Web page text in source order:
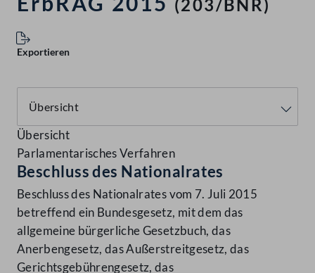
(203/BNR)
Exportieren
Übersicht
Parlamentarisches Verfahren
Beschluss des Nationalrates
Beschluss des Nationalrates vom 7. Juli 2015
betreffend ein Bundesgesetz, mit dem das
allgemeine bürgerliche Gesetzbuch, das
Anerbengesetz, das Außerstreitgesetz, das
Gerichtsgebührengesetz, das